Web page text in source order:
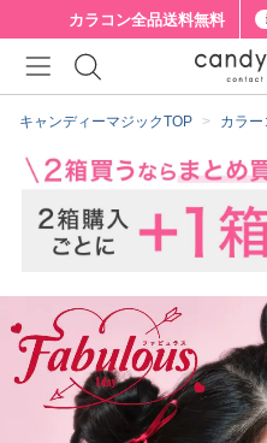
カラコン全品送料無料
キャンディーマジックTOP カラ
クー